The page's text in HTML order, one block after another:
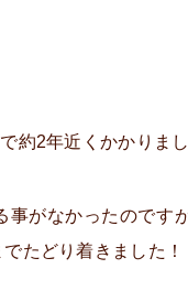
約2年近くかかりまし
がなかったのです
たどり着きました！